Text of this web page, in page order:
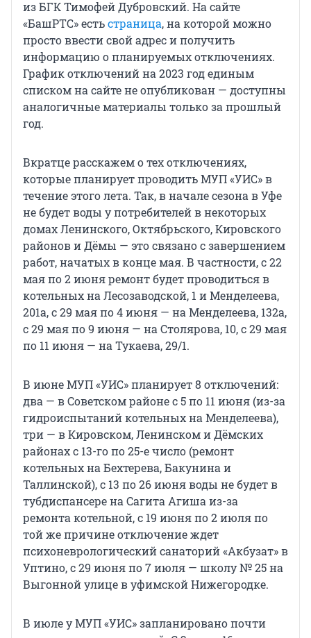
из БГК Тимофей Дубровский. На сайте
«БашРТС» естьстраница, на которой можно
просто ввести свой адрес и получить
информацию о планируемых отключениях.
График отключений на 2023 год единым
списком на сайте не опубликован — доступны
аналогичные материалы только за прошлый
год.
Вкратце расскажем о тех отключениях,
которые планирует проводить МУП «УИС» в
течение этого лета. Так, в начале сезона в Уфе
не будет воды у потребителей в некоторых
домах Ленинского, Октябрьского, Кировского
районов и Дёмы — это связано с завершением
работ, начатых в конце мая. В частности, с 22
мая по 2 июня ремонт будет проводиться в
котельных на Лесозаводской, 1 и Менделеева,
201а, с 29 мая по 4 июня — на Менделеева, 132а,
с 29 мая по 9 июня — на Столярова, 10, с 29 мая
по 11 июня — на Тукаева, 29/1.
В июне МУП «УИС» планирует 8 отключений:
два — в Советском районе с 5 по 11 июня (из-за
гидроиспытаний котельных на Менделеева),
три — в Кировском, Ленинском и Дёмских
районах с 13-го по 25-е число (ремонт
котельных на Бехтерева, Бакунина и
Таллинской), с 13 по 26 июня воды не будет в
тубдиспансере на Сагита Агиша из-за
ремонта котельной, с 19 июня по 2 июля по
той же причине отключение ждет
психоневрологический санаторий «Акбузат» в
Уптино, с 29 июня по 7 июля — школу № 25 на
Выгонной улице в уфимской Нижегородке.
В июле у МУП «УИС» запланировано почти